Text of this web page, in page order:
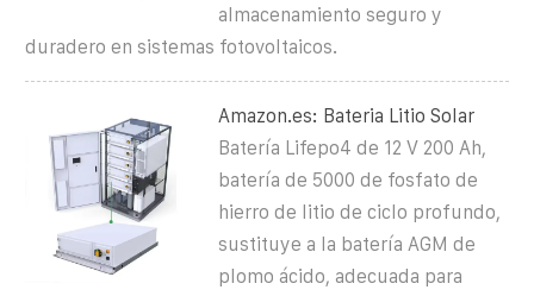
almacenamiento seguro y
duradero en sistemas fotovoltaicos.
Amazon.es: Bateria Litio Solar
Batería Lifepo4 de 12 V 200 Ah,
batería de 5000 de fosfato de
hierro de litio de ciclo profundo,
sustituye a la batería AGM de
plomo ácido, adecuada para